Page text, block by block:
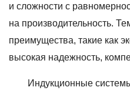
и сложности с
на производительность.
преимущества, такие как
высокая надежность,
Индукционные